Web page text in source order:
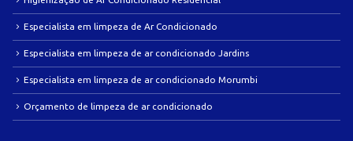
Especialista em limpeza de Ar Condicionado
Especialista em limpeza de ar condicionado Jardins
Especialista em limpeza de ar condicionado Morumbi
Orçamento de limpeza de ar condicionado